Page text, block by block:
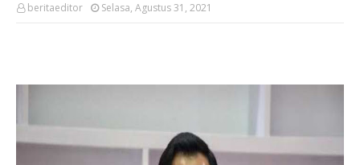
beritaeditor Selasa, Agustus 31, 2021